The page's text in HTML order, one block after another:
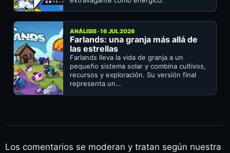
ANÁLISIS · 16 JUL 2026
Farlands: una granja más allá de
las estrellas
Farlands lleva la vida de granja a un
pequeño sistema solar y combina cultivos,
recursos y exploración. Su versión final
representa un…
Los comentarios se moderan y tratan según nuestra